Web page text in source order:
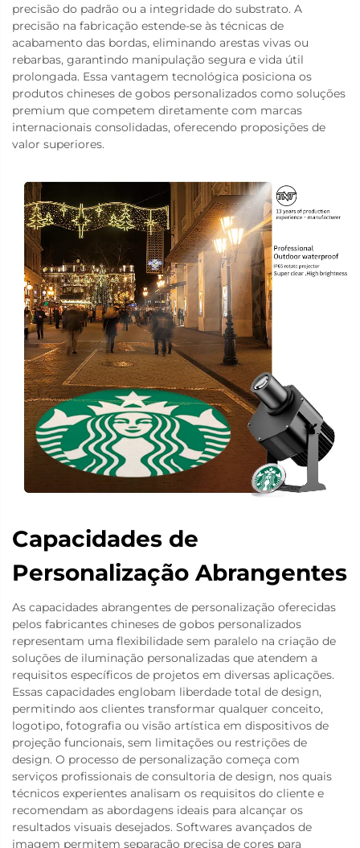
precisão do padrão ou a integridade do substrato. A
precisão na fabricação estende-se às técnicas de
acabamento das bordas, eliminando arestas vivas ou
rebarbas, garantindo manipulação segura e vida útil
prolongada. Essa vantagem tecnológica posiciona os
produtos chineses de gobos personalizados como soluções
premium que competem diretamente com marcas
internacionais consolidadas, oferecendo proposições de
valor superiores.
Capacidades de
Personalização Abrangentes
As capacidades abrangentes de personalização oferecidas
pelos fabricantes chineses de gobos personalizados
representam uma flexibilidade sem paralelo na criação de
soluções de iluminação personalizadas que atendem a
requisitos específicos de projetos em diversas aplicações.
Essas capacidades englobam liberdade total de design,
permitindo aos clientes transformar qualquer conceito,
logotipo, fotografia ou visão artística em dispositivos de
projeção funcionais, sem limitações ou restrições de
design. O processo de personalização começa com
serviços profissionais de consultoria de design, nos quais
técnicos experientes analisam os requisitos do cliente e
recomendam as abordagens ideais para alcançar os
resultados visuais desejados. Softwares avançados de
imagem permitem separação precisa de cores para